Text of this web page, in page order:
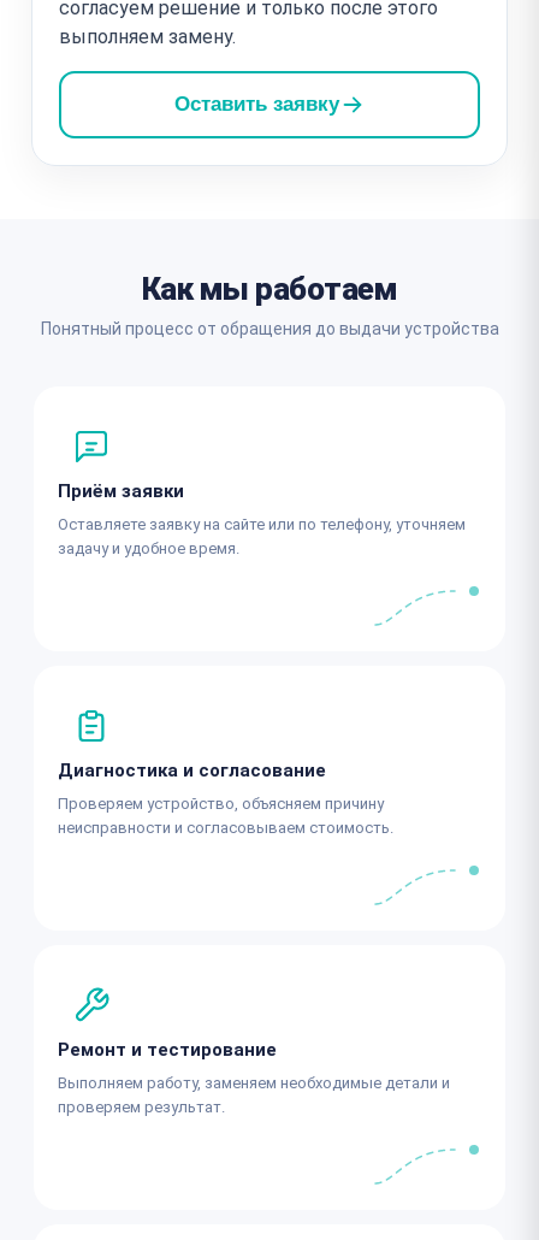
согласуем решение и только после этого
выполняем замену.
Оставить заявку
Как мы работаем
Понятный процесс от обращения до выдачи устройства
Приём заявки
Оставляете заявку на сайте или по телефону, уточняем
задачу и удобное время.
Диагностика и согласование
Проверяем устройство, объясняем причину
неисправности и согласовываем стоимость.
Ремонт и тестирование
Выполняем работу, заменяем необходимые детали и
проверяем результат.